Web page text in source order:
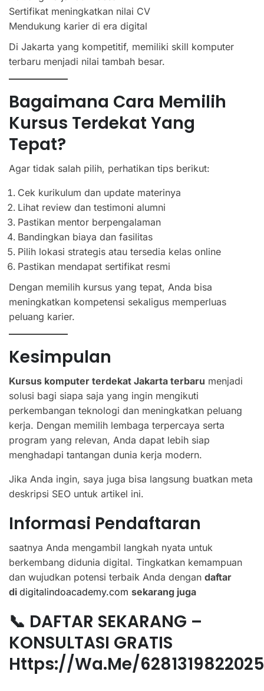
Sertifikat meningkatkan nilai CV
Mendukung karier di era digital
Di Jakarta yang kompetitif, memiliki skill komputer
terbaru menjadi nilai tambah besar.
Bagaimana Cara Memilih
Kursus Terdekat Yang
Tepat?
Agar tidak salah pilih, perhatikan tips berikut:
Cek kurikulum dan update materinya
Lihat review dan testimoni alumni
Pastikan mentor berpengalaman
Bandingkan biaya dan fasilitas
Pilih lokasi strategis atau tersedia kelas online
Pastikan mendapat sertifikat resmi
Dengan memilih kursus yang tepat, Anda bisa
meningkatkan kompetensi sekaligus memperluas
peluang karier.
Kesimpulan
Kursus komputer terdekat Jakarta terbaru menjadi
solusi bagi siapa saja yang ingin mengikuti
perkembangan teknologi dan meningkatkan peluang
kerja. Dengan memilih lembaga terpercaya serta
program yang relevan, Anda dapat lebih siap
menghadapi tantangan dunia kerja modern.
Jika Anda ingin, saya juga bisa langsung buatkan meta
deskripsi SEO untuk artikel ini.
Informasi Pendaftaran
saatnya Anda mengambil langkah nyata untuk
berkembang didunia digital. Tingkatkan kemampuan
dan wujudkan potensi terbaik Anda dengan daftar
di digitalindoacademy.com sekarang juga
📞 DAFTAR SEKARANG –
KONSULTASI GRATIS
Https://wa.me/6281319822025